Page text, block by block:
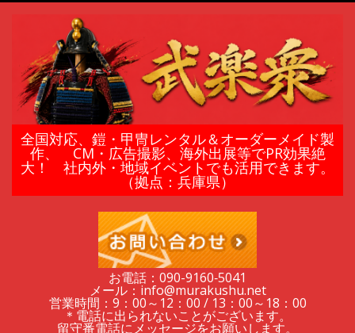
鎧
甲
レ
全国対応、鎧・甲冑レンタル＆オーダーメイド製
作、 CM・広告撮影、海外出展等でPR効果絶
大！ 社内外・地域イベントでも活用できます。
（拠点：兵庫県）
お電話：090-9160‐5041
メール：info@murakushu.net
営業時間：9：00～12：00 / 13：00～18：00
＊電話に出られないことがございます。
留守番電話にメッセージをお願いします。